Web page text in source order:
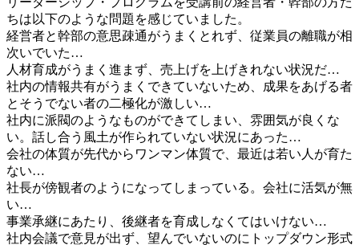
ちは以下のような問題を感じていました。
経営者と幹部の意思疎通がうまくとれず、従業員の離職が相
次いでいた…
人材育成がうまく進まず、売上げを上げきれない状況だ…
社内の情報共有がうまくできていないため、成果をあげる者
とそうでない者の二極化が激しい…
社内に派閥のようなものができてしまい、雰囲気が良くな
い。話し合う風土が作られていない状況にあった…
会社の体質が先代からワンマン体質で、最近は若い人が育た
ない…
社長が傍観者のようになってしまっている。会社に活気が無
い…
事業承継にあたり、後継者を育成しなくてはいけない…
社内会議で意見が出ず、望んでいないのにトップダウン形式